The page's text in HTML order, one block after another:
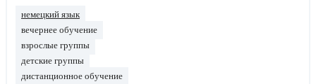
немецкий язык
вечернее обучение
взрослые группы
детские группы
дистанционное обучение